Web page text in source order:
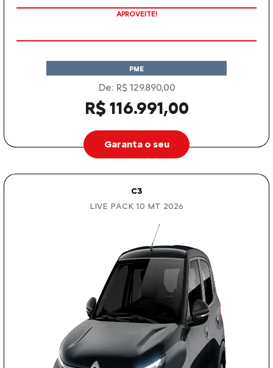
APROVEITE!
PME
De: R$ 129.890,00
R$ 116.991,00
Garanta o seu
C3
LIVE PACK 1.0 MT 2026